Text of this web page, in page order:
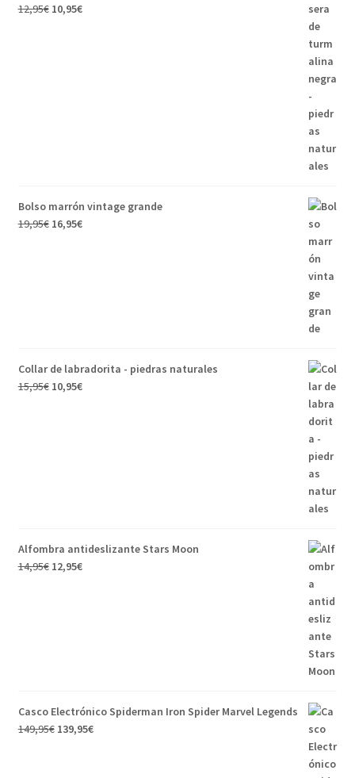
12,95€ 10,95€
Bolso marrón vintage grande
19,95€ 16,95€
Collar de labradorita - piedras naturales
15,95€ 10,95€
Alfombra antideslizante Stars Moon
14,95€ 12,95€
Casco Electrónico Spiderman Iron Spider Marvel Legends
149,95€ 139,95€